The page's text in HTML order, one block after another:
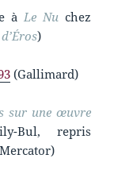
à Le Nuchez
)
(Gallimard)
sur une œuvre
Bul, repris